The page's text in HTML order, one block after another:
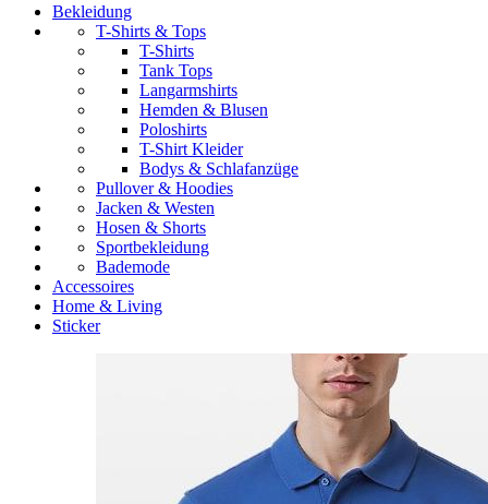
Bekleidung
T-Shirts & Tops
T-Shirts
Tank Tops
Langarmshirts
Hemden & Blusen
Poloshirts
T-Shirt Kleider
Bodys & Schlafanzüge
Pullover & Hoodies
Jacken & Westen
Hosen & Shorts
Sportbekleidung
Bademode
Accessoires
Home & Living
Sticker